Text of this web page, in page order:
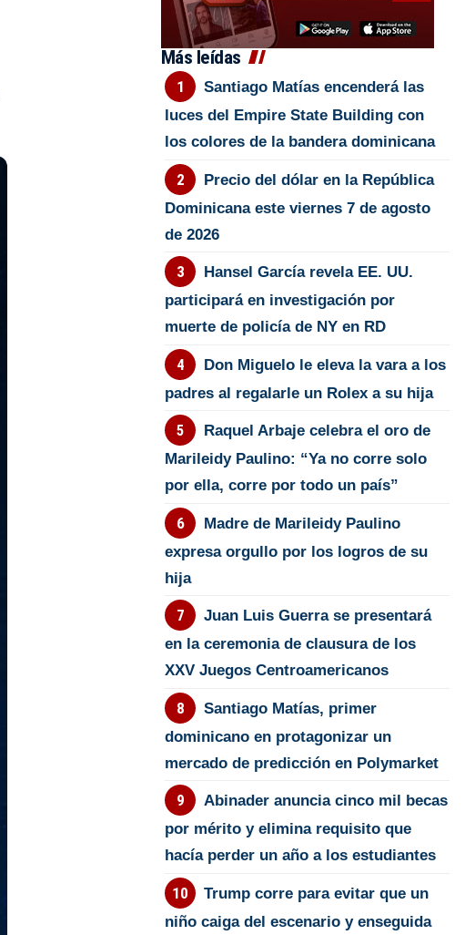
Más leídas
Santiago Matías encenderá las
luces del Empire State Building con
los colores de la bandera dominicana
Precio del dólar en la República
Dominicana este viernes 7 de agosto
de 2026
Hansel García revela EE. UU.
participará en investigación por
muerte de policía de NY en RD
Don Miguelo le eleva la vara a los
padres al regalarle un Rolex a su hija
Raquel Arbaje celebra el oro de
Marileidy Paulino: “Ya no corre solo
por ella, corre por todo un país”
Madre de Marileidy Paulino
expresa orgullo por los logros de su
hija
Juan Luis Guerra se presentará
en la ceremonia de clausura de los
XXV Juegos Centroamericanos
Santiago Matías, primer
dominicano en protagonizar un
mercado de predicción en Polymarket
Abinader anuncia cinco mil becas
por mérito y elimina requisito que
hacía perder un año a los estudiantes
Trump corre para evitar que un
niño caiga del escenario y enseguida